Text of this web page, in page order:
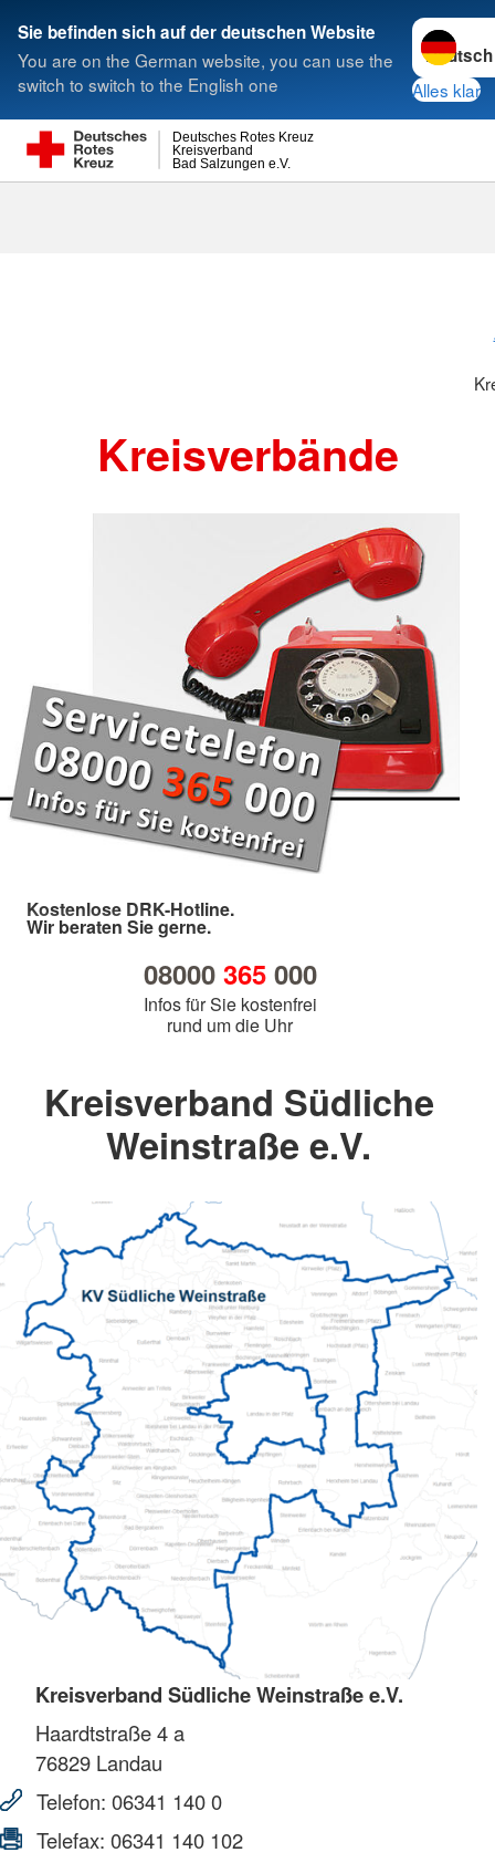
Sie befinden sich auf der deutschen Website
You are on the German website, you can use the
switch to switch to the English one
Sprache
Alles klar
Bad Salzungen e.V.
Kreisverband
Deutsches Rotes Kreuz
Suche
Kreisverbände
Kostenlose DRK-Hotline.
Wir beraten Sie gerne.
08000 365000
Infos für Sie kostenfrei
rund um die Uhr
Kreisverband Südliche
Weinstraße e.V.
Kreisverband Südliche Weinstraße e.V.
Haardtstraße 4 a
76829 Landau
Telefon: 06341 140 0
Telefax: 06341 140 102